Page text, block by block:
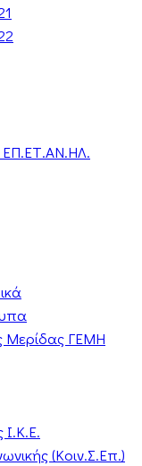
ΕΠ.ΕΤ.ΑΝ.ΗΛ.
Μερίδας ΓΕΜΗ
Ι.Κ.Ε.
(Κοιν.Σ.Επ.)